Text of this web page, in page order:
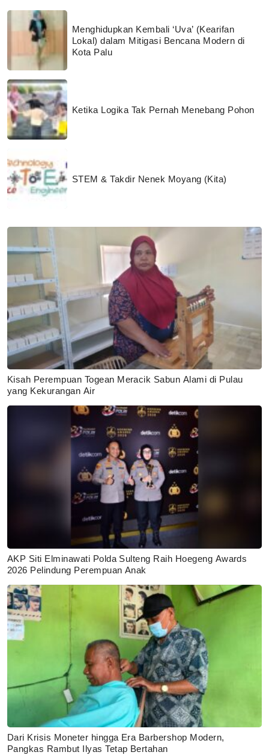
Menghidupkan Kembali ‘Uva’ (Kearifan
Lokal) dalam Mitigasi Bencana Modern di
Kota Palu
Ketika Logika Tak Pernah Menebang Pohon
STEM & Takdir Nenek Moyang (Kita)
Kisah Perempuan Togean Meracik Sabun Alami di Pulau
yang Kekurangan Air
AKP Siti Elminawati Polda Sulteng Raih Hoegeng Awards
2026 Pelindung Perempuan Anak
Dari Krisis Moneter hingga Era Barbershop Modern,
Pangkas Rambut Ilyas Tetap Bertahan